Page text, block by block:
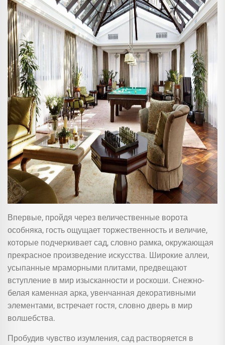
Впервые, пройдя через величественные ворота
особняка, гость ощущает торжественность и величие,
которые подчеркивает сад, словно рамка, окружающая
прекрасное произведение искусства. Широкие аллеи,
усыпанные мраморными плитами, предвещают
вступление в мир изысканности и роскоши. Снежно-
белая каменная арка, увенчанная декоративными
элементами, встречает гостя, словно дверь в мир
волшебства.
Пробудив чувство изумления, сад растворяется в